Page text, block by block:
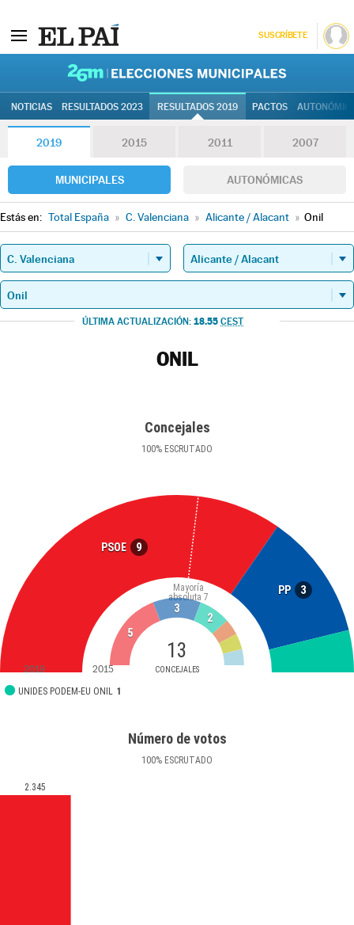
SUSCRÍBETE
NOTICIAS RESULTADOS 2023 RESULTADOS 2019 PACTOS
2019 2015 2011 2007
MUNICIPALES AUTONÓMICAS
Estás en: Total España » C. Valenciana » Alicante / Alacant » Onil
ÚLTIMA ACTUALIZACIÓN: 18.55 CEST
ONIL
Concejales
100% ESCRUTADO
PSOE 9
PP 3
13
CONCEJALES
Mayoría
absoluta 7
UNIDES PODEM-EU ONIL 1
5
3
2
2019 2015
Número de votos
100% ESCRUTADO
2.345